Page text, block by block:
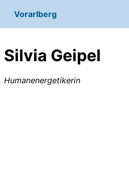
Vorarlberg
Silvia Geipel
Humanenergetikerin